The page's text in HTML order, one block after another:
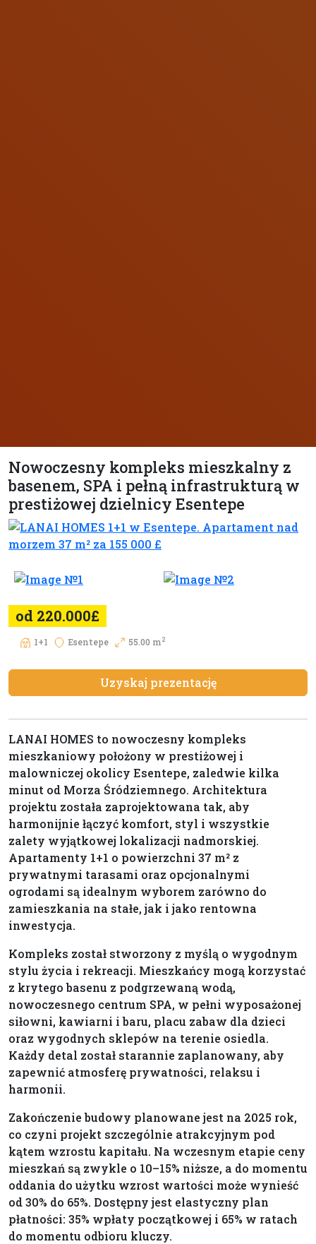
Nowoczesny kompleks mieszkalny z
basenem, SPA i pełną infrastrukturą w
prestiżowej dzielnicy Esentepe
od 220.000£
1+1 Esentepe 55.00 m2
Uzyskaj prezentację
LANAI HOMES to nowoczesny kompleks
mieszkaniowy położony w prestiżowej i
malowniczej okolicy Esentepe, zaledwie kilka
minut od Morza Śródziemnego. Architektura
projektu została zaprojektowana tak, aby
harmonijnie łączyć komfort, styl i wszystkie
zalety wyjątkowej lokalizacji nadmorskiej.
Apartamenty 1+1 o powierzchni 37 m² z
prywatnymi tarasami oraz opcjonalnymi
ogrodami są idealnym wyborem zarówno do
zamieszkania na stałe, jak i jako rentowna
inwestycja.
Kompleks został stworzony z myślą o wygodnym
stylu życia i rekreacji. Mieszkańcy mogą korzystać
z krytego basenu z podgrzewaną wodą,
nowoczesnego centrum SPA, w pełni wyposażonej
siłowni, kawiarni i baru, placu zabaw dla dzieci
oraz wygodnych sklepów na terenie osiedla.
Każdy detal został starannie zaplanowany, aby
zapewnić atmosferę prywatności, relaksu i
harmonii.
Zakończenie budowy planowane jest na 2025 rok,
co czyni projekt szczególnie atrakcyjnym pod
kątem wzrostu kapitału. Na wczesnym etapie ceny
mieszkań są zwykle o 10–15% niższe, a do momentu
oddania do użytku wzrost wartości może wynieść
od 30% do 65%. Dostępny jest elastyczny plan
płatności: 35% wpłaty początkowej i 65% w ratach
do momentu odbioru kluczy.